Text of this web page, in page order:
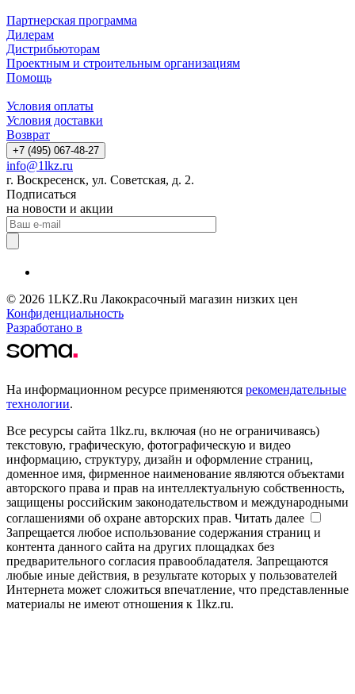
Партнерская программа
Дилерам
Дистрибьюторам
Проектным и строительным организациям
Помощь
Условия оплаты
Условия доставки
Возврат
+7 (495) 067-48-27
info@1lkz.ru
г. Воскресенск, ул. Советская, д. 2.
Подписаться
на новости и акции
© 2026 1LKZ.Ru Лакокрасочный магазин низких цен
Конфиденциальность
Разработано в
На информационном ресурсе применяются рекомендательные
технологии.
Все ресурсы сайта 1lkz.ru, включая (но не ограничиваясь)
текстовую, графическую, фотографическую и видео
информацию, структуру, дизайн и оформление страниц,
доменное имя, фирменное наименование являются объектами
авторского права и прав на интеллектуальную собственность,
защищены российским законодательством и международными
соглашениями об охране авторских прав. Читать далее
Запрещается любое использование содержания страниц и
контента данного сайта на других площадках без
предварительного согласия правообладателя. Запрещаются
любые иные действия, в результате которых у пользователей
Интернета может сложиться впечатление, что представленные
материалы не имеют отношения к 1lkz.ru.